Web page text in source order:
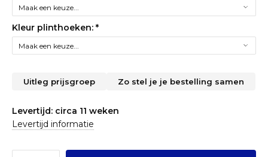
Kleur plinthoeken: *
Uitleg prijsgroep Zo stel je je bestelling samen
Levertijd: circa 11 weken
Levertijd informatie